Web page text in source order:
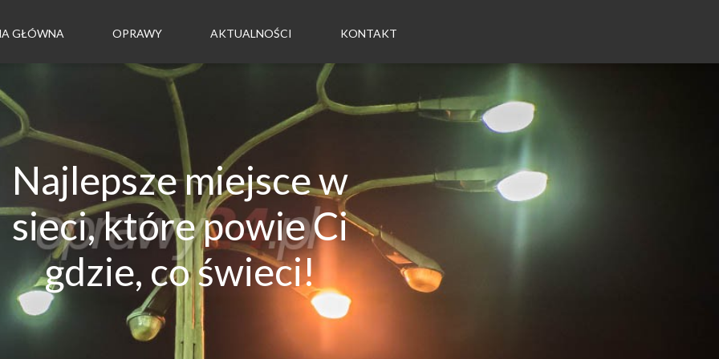
GŁÓWNA OPRAWY AKTUALNOŚCI KONTAKT
Najlepsze miejsce w
sieci, które powie Ci
gdzie, co świeci!